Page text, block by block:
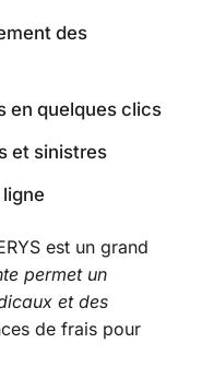
des
en quelques clics
et sinistres
est un grand
permet un
et des
de frais pour